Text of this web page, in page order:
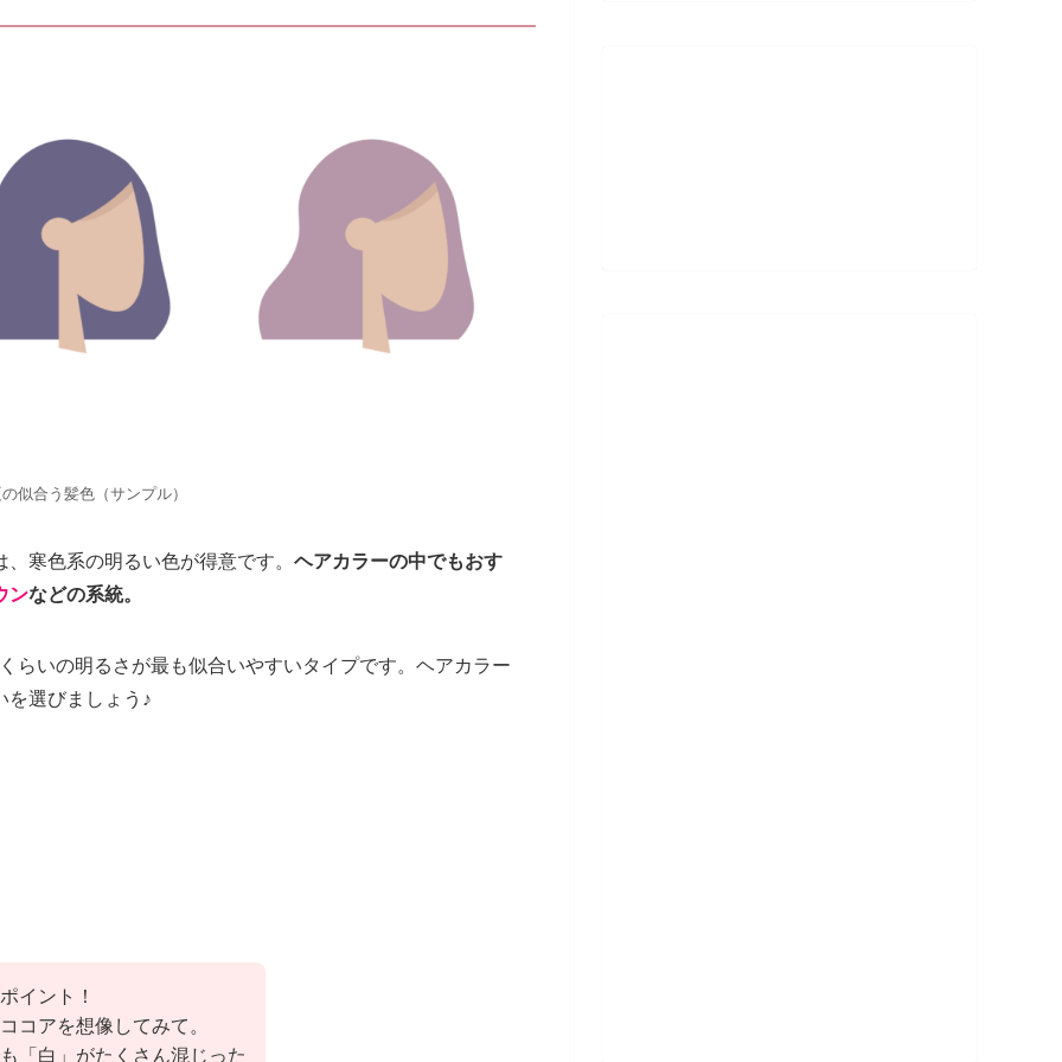
似合う髪色（サンプル）
寒色系の明るい色が得意です。 ヘアカラーの中でもおす
ンなどの系統。
らいの明るさが最も似合いやすいタイプです。ヘアカラー
を選びましょう♪
イント！
コアを想像してみて。
「白」がたくさん混じった